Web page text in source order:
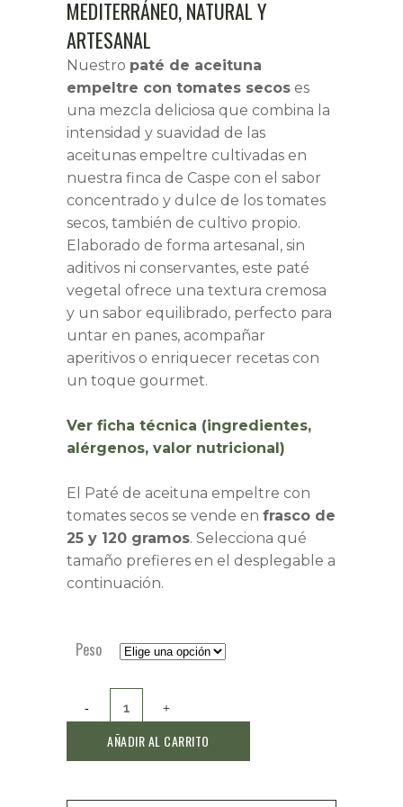
3,00 €
HASTA
6,00 €
MEDITERRÁNEO, NATURAL Y
ARTESANAL
Nuestro paté de aceituna
empeltre con tomates secos es
una mezcla deliciosa que combina la
intensidad y suavidad de las
aceitunas empeltre cultivadas en
nuestra finca de Caspe con el sabor
concentrado y dulce de los tomates
secos, también de cultivo propio.
Elaborado de forma artesanal, sin
aditivos ni conservantes, este paté
vegetal ofrece una textura cremosa
y un sabor equilibrado, perfecto para
untar en panes, acompañar
aperitivos o enriquecer recetas con
un toque gourmet.
Ver ficha técnica (ingredientes,
alérgenos, valor nutricional)
El Paté de aceituna empeltre con
tomates secos se vende en frasco de
25 y 120 gramos. Selecciona qué
tamaño prefieres en el desplegable a
continuación.
Peso
Paté
AÑADIR AL CARRITO